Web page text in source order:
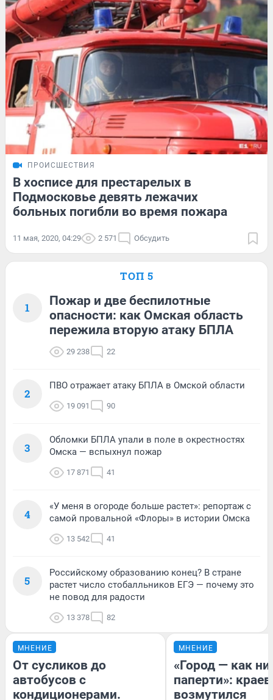
ПРОИСШЕСТВИЯ
В хосписе для престарелых в
Подмосковье девять лежачих
больных погибли во время пожара
11 мая, 2020, 04:29 2 571 Обсудить
ТОП 5
1
Пожар и две беспилотные
опасности: как Омская область
пережила вторую атаку БПЛА
29 238 22
2
ПВО отражает атаку БПЛА в Омской области
19 091 90
3
Обломки БПЛА упали в поле в окрестностях
Омска — вспыхнул пожар
17 871 41
4
«У меня в огороде больше растет»: репортаж с
самой провальной «Флоры» в истории Омска
13 542 41
5
Российскому образованию конец? В стране
растет число стобалльников ЕГЭ — почему это
не повод для радости
13 378 82
МНЕНИЕ
От сусликов до
автобусов с
кондиционерами.
МНЕНИЕ
«Город — как
паперти»:
возмутился